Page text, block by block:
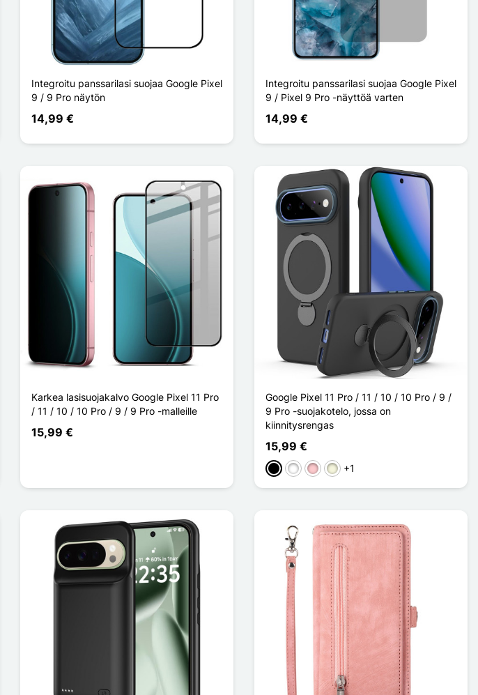
Integroitu panssarilasi suojaa Google Pixel
9 / 9 Pro näytön
14,99 €
Integroitu panssarilasi suojaa Google Pixel
9 / Pixel 9 Pro -näyttöä varten
14,99 €
Karkea lasisuojakalvo Google Pixel 11 Pro
/ 11 / 10 / 10 Pro / 9 / 9 Pro -malleille
15,99 €
Google Pixel 11 Pro / 11 / 10 / 10 Pro / 9 /
9 Pro -suojakotelo, jossa on
kiinnitysrengas
15,99 €
MustaValkoinen
PinkkiBeige
+1